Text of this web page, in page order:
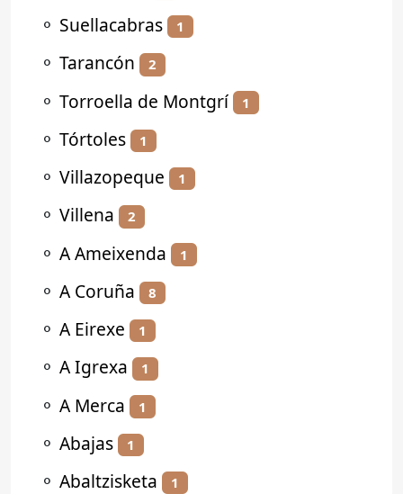
⚬ Suellacabras 1
⚬ Tarancón 2
⚬ Torroella de Montgrí 1
⚬ Tórtoles 1
⚬ Villazopeque 1
⚬ Villena 2
⚬ A Ameixenda 1
⚬ A Coruña 8
⚬ A Eirexe 1
⚬ A Igrexa 1
⚬ A Merca 1
⚬ Abajas 1
⚬ Abaltzisketa 1